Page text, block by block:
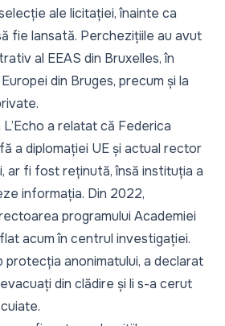
ale licitației, înainte ca
fie lansată. Perchezițiile au avut
al EEAS din Bruxelles, în
din Bruges, precum și la
a relatat că Federica
a diplomației UE și actual rector
ar fi fost reținută, însă instituția a
informația. Din 2022,
programului Academiei
acum în centrul investigației.
protecția anonimatului, a declarat
din clădire și li s-a cerut